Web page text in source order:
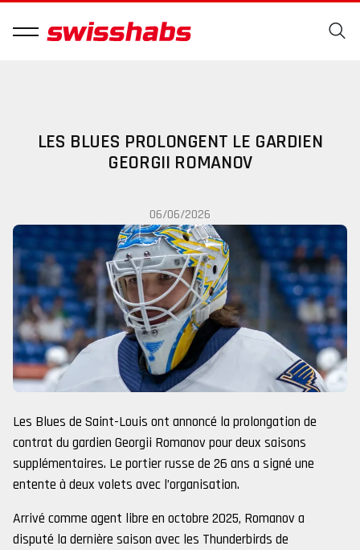
LES BLUES PROLONGENT LE GARDIEN
GEORGII ROMANOV
06/06/2026
Les Blues de Saint-Louis ont annoncé la prolongation de
contrat du gardien Georgii Romanov pour deux saisons
supplémentaires. Le portier russe de 26 ans a signé une
entente à deux volets avec l’organisation.
Arrivé comme agent libre en octobre 2025, Romanov a
disputé la dernière saison avec les Thunderbirds de